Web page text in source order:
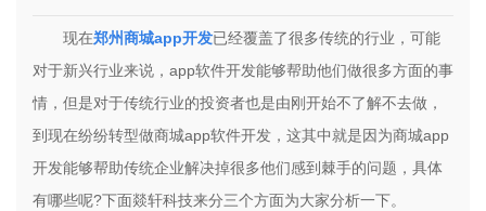
现在郑州商城app开发已经覆盖了很多传统的行业，可能
对于新兴行业来说，app软件开发能够帮助他们做很多方面的事
情，但是对于传统行业的投资者也是由刚开始不了解不去做，
到现在纷纷转型做商城app软件开发，这其中就是因为商城app
开发能够帮助传统企业解决掉很多他们感到棘手的问题，具体
有哪些呢?下面燚轩科技来分三个方面为大家分析一下。